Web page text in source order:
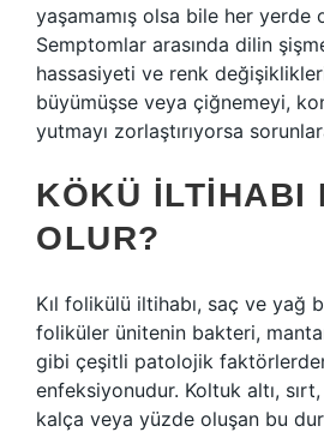
yaşamamış olsa bile her yerde
Semptomlar arasında dilin
hassasiyeti ve renk
büyümüşse veya çiğnemeyi,
yutmayı zorlaştırıyorsa
KÖKÜ ILTIHABI
OLUR?
Kıl folikülü iltihabı, saç ve yağ
foliküler ünitenin bakteri,
gibi çeşitli patolojik
enfeksiyonudur. Koltuk altı,
kalça veya yüzde oluşan bu